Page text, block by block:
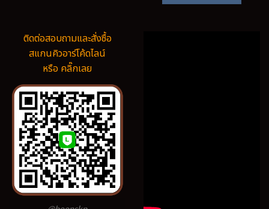
ติดต่อสอบถามและสั่งซื้อ
สแกนคิวอาร์โค้ดไลน์
หรือ คลิ๊กเลย